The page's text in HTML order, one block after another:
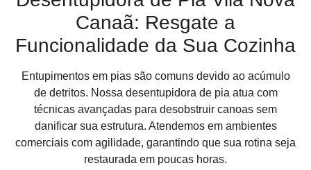
Canaã: Resgate a
Funcionalidade da Sua Cozinha
Entupimentos em pias são comuns devido ao acúmulo
de detritos. Nossa desentupidora de pia atua com
técnicas avançadas para desobstruir canoas sem
danificar sua estrutura. Atendemos em ambientes
comerciais com agilidade, garantindo que sua rotina seja
restaurada em poucas horas.